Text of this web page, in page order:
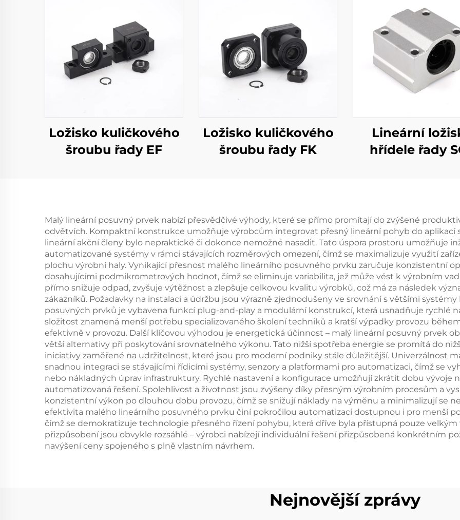
Ložisko kuličkového
šroubu řady EF
Ložisko kuličkového
šroubu řady FK
Lineární
hřídele řady
Malý lineární posuvný prvek nabízí přesvědčivé výhody, které se přímo promítají do zvýšené
odvětvích. Kompaktní konstrukce umožňuje výrobcům integrovat přesný lineární pohyb do aplikací
lineární akční členy bylo nepraktické či dokonce nemožné nasadit. Tato úspora prostoru umožňuje
automatizované systémy v rámci stávajících rozměrových omezení, čímž se maximalizuje využití
plochu výrobní haly. Vynikající přesnost malého lineárního posuvného prvku zaručuje konzistentní
dosahujícími podmikrometrových hodnot, čímž se eliminuje variabilita, jež může vést k výrobním
přímo snižuje odpad, zvyšuje výtěžnost a zlepšuje celkovou kvalitu výrobků, což má za následek
zákazníků. Požadavky na instalaci a údržbu jsou výrazně zjednodušeny ve srovnání s většími
posuvných prvků je vybavena funkcí plug-and-play a modulární konstrukcí, která usnadňuje rychlé
složitost znamená menší potřebu specializovaného školení techniků a kratší výpadky provozu
efektivně v provozu. Další klíčovou výhodou je energetická účinnost – malý lineární posuvný prvek
větší alternativy při poskytování srovnatelného výkonu. Tato nižší spotřeba energie se promítá do
iniciativy zaměřené na udržitelnost, které jsou pro moderní podniky stále důležitější. Univerzálnost
snadnou integraci se stávajícími řídicími systémy, senzory a platformami pro automatizaci, čímž se
nebo nákladných úprav infrastruktury. Rychlé nastavení a konfigurace umožňují zkrátit dobu vývoje
automatizovaná řešení. Spolehlivost a životnost jsou zvýšeny díky přesným výrobním procesům a
konzistentní výkon po dlouhou dobu provozu, čímž se snižují náklady na výměnu a minimalizují se
efektivita malého lineárního posuvného prvku činí pokročilou automatizaci dostupnou i pro menší
čímž se demokratizuje technologie přesného řízení pohybu, která dříve byla přístupná pouze
přizpůsobení jsou obvykle rozsáhlé – výrobci nabízejí individuální řešení přizpůsobená konkrétním
navýšení ceny spojeného s plně vlastním návrhem.
Nejnovější zprávy